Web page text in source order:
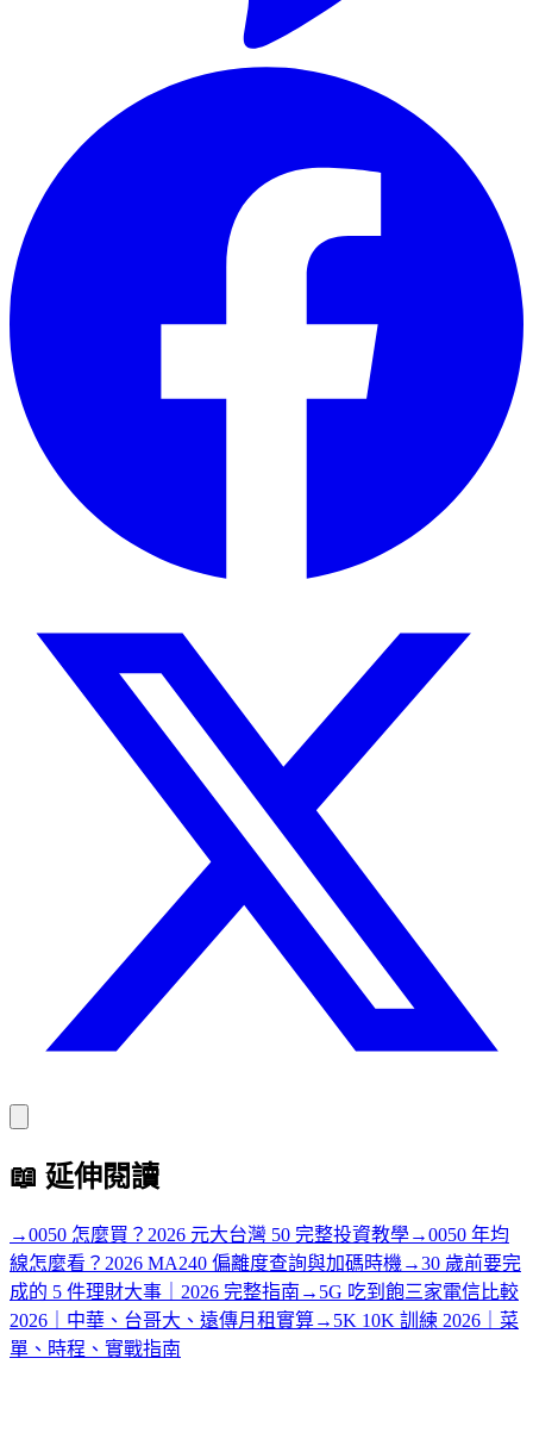
📖 延伸閱讀
→0050 怎麼買？2026 元大台灣 50 完整投資教學→0050 年均
線怎麼看？2026 MA240 偏離度查詢與加碼時機 →30 歲前要完
成的 5 件理財大事｜2026 完整指南 → 5G 吃到飽三家電信比較
2026｜中華、台哥大、遠傳月租實算→ 5K 10K 訓練 2026｜菜
單、時程、實戰指南